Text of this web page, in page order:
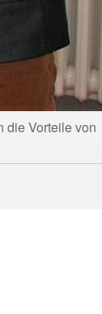
die Vorteile von